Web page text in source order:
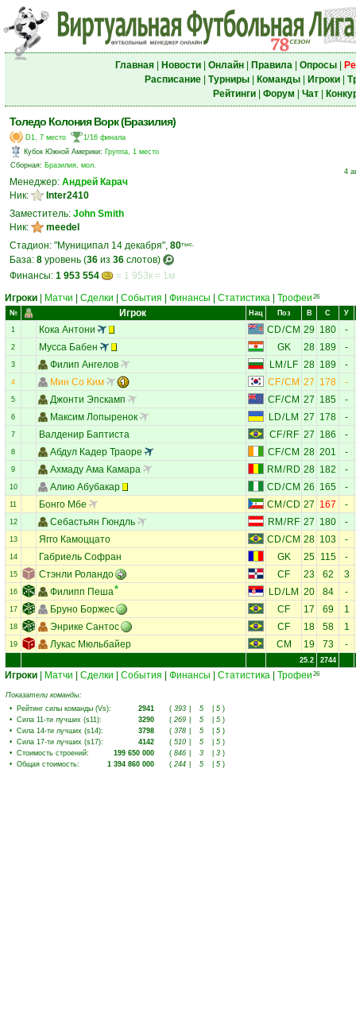
Главная| Новости| Онлайн| Правила| Опросы|
Расписание| Турниры| Команды| Игроки|
Рейтинги| Форум Чат|
Толедо Колония Ворк (Бразилия)
D1, 7 место
1/16 финала
Кубок Южной Америки: Группа, 1 место
Сборная: Бразилия, мол.
Менеджер: Андрей Карач
Ник:
Inter2410
Заместитель: John Smith
Ник:
meedel
Стадион: "Муниципал 14 декабря", 80тыс.
База: 8 уровень (36 из 36 слотов)
Финансы: 1 953 554 = 1 953к = 1м
4
Игроки Матчи Сделки События Финансы Статистика Трофеи 26
№ Игрок Нац Поз В С У
1 Кока Антони CD/CM 29 180 -
2 Мусса Бабен GK 28 189 -
3 Филип Ангелов LM / LF 28 189 -
4 Мин Со Ким CF/CM 27 178 -
5 Джонти Эпскамп CF/CM 27 185 -
6 Максим Лопыренок LD/ LM 27 178 -
7 Валденир Баптиста CF/RF 27 186 -
8 Абдул Кадер Траоре CF/CM 28 201 -
9 Ахмаду Ама Камара RM / RD 28 182 -
10 Алию Абубакар CD/CM 26 165 -
11 Бонго Мбе CM /CD 27 167 -
12 Себастьян Гюндль RM / RF 27 180 -
13 Ягго Камоццато CD/CM 28 103 -
14 Габриель Софран GK 25 115 -
15 Стэнли Роландо CF 23 62 3
16 Филипп Пеша LD/ LM 20 84 -
17 Бруно Боржес CF 17 69 1
18 Энрике Сантос CF 18 58 1
19 Лукас Мюльбайер CM 19 73 -
25.2 2744
Игроки Матчи Сделки События Финансы Статистика Трофеи 26
Показатели команды:
• Рейтинг силы команды (Vs): 2941 ( 393 5 5 )
• Сила 11-ти лучших (s11): 3290 ( 269 5 5 )
• Сила 14-ти лучших (s14): 3798 ( 378 5 5 )
• Сила 17-ти лучших (s17): 4142 ( 510 5 5 )
• Стоимость строений: 199 650 000 ( 846 3 3 )
• Общая стоимость: 1 394 860 000 ( 244 5 5 )